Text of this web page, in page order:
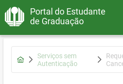
Portal do Estudante
de Graduação
Serviços sem
Autenticação